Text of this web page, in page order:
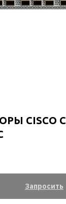
CISCO
Запросить